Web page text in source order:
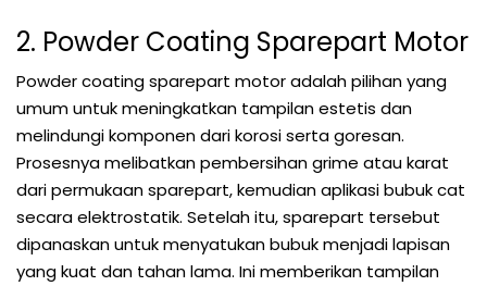
2. Powder Coating Sparepart Motor
Powder coating sparepart motor adalah pilihan yang
umum untuk meningkatkan tampilan estetis dan
melindungi komponen dari korosi serta goresan.
Prosesnya melibatkan pembersihan grime atau karat
dari permukaan sparepart, kemudian aplikasi bubuk cat
secara elektrostatik. Setelah itu, sparepart tersebut
dipanaskan untuk menyatukan bubuk menjadi lapisan
yang kuat dan tahan lama. Ini memberikan tampilan